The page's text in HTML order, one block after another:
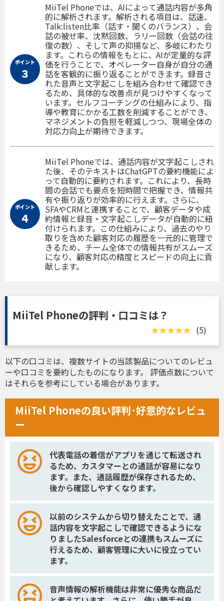
ポイント
３
MiiTel Phoneでは、AIによって通話内容が多角
的に解析されます。解析される項目は、話速、
Talk:listen比率（話す・聞くのバランス）、会
話の被せ率、沈黙回数、ラリー回数（会話の往
復の数）、そして声の抑揚など、多岐にわたり
ます。これらの情報をもとに、AIが定量的な評
価を行うことで、オペレーター自身が自分の通
話を客観的に振り返ることができます。録音さ
れた音声と文字起こしを組み合わせて確認でき
るため、具体的な改善点が見つけやすくなって
います。セルフコーチングの仕組みにより、指
導や教育にかかる工数を削減することができ、
マネジメントの負担を軽減しつつ、現場全体の
対応力向上が期待できます。
ポイント
４
MiiTel Phoneでは、通話内容が文字起こしされ
た後、そのテキストはChatGPTの要約機能によ
って自動的に要約されます。これにより、長時
間の会話でも要点を短時間で把握でき、情報共
有や振り返りが効率的に行えます。さらに、
SFAやCRMと連携することで、顧客データや成
約情報と録音・文字起こしデータが自動的に紐
付けられます。この仕組みにより、過去のやり
取りを含めた顧客対応の履歴を一元的に管理で
きるため、チーム全体での情報共有がスムーズ
になり、顧客対応の精度とスピードの向上に貢
献します。
MiiTel Phoneの評判・口コミは？
(5)
以下の口コミは、複数サイトの当該製品についてのレビュ
ーや口コミを要約したものになります。 評価点数について
はそれらを参考にしている場合があります。
MiiTel Phoneの良い評判･好意的なレビュ
ー
代表電話の着信がアプリを通じて転送され
るため、カスタマーとの通話が容易になり
ます。また、通話履歴が保存されるため、
後から確認しやすくなります。
以前のシステムから切り替えたことで、通
話内容を文字起こしで確認できるようにな
りましたSalesforceとの連携もスムーズに
行えるため、顧客管理に大いに役立ってい
ます。
音声情報の解析機能は非常に優秀な商品だ